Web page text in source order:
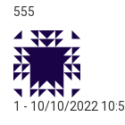
555
1 - 10/10/2022